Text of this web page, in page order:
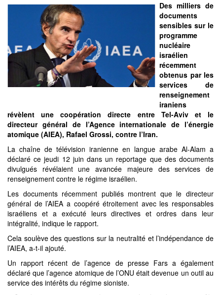
Des milliers de
documents
sensibles sur le
programme
nucléaire
israélien
récemment
obtenus par les
services de
renseignement
iraniens
révèlent une coopération directe entre Tel-Aviv et le
directeur général de l’Agence internationale de l’énergie
atomique (AIEA), Rafael Grossi, contre l’Iran.
La chaîne de télévision iranienne en langue arabe Al-Alam a
déclaré ce jeudi 12 juin dans un reportage que des documents
divulgués révélaient une avancée majeure des services de
renseignement contre le régime israélien.
Les documents récemment publiés montrent que le directeur
général de l’AIEA a coopéré étroitement avec les responsables
israéliens et a exécuté leurs directives et ordres dans leur
intégralité, indique le rapport.
Cela soulève des questions sur la neutralité et l’indépendance de
l’AIEA, a-t-il ajouté.
Un rapport récent de l’agence de presse Fars a également
déclaré que l’agence atomique de l’ONU était devenue un outil au
service des intérêts du régime sioniste.